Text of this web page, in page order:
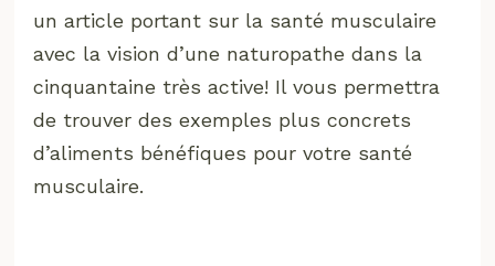
un article portant sur la santé musculaire
avec la vision d’une naturopathe dans la
cinquantaine très active! Il vous permettra
de trouver des exemples plus concrets
d’aliments bénéfiques pour votre santé
musculaire.